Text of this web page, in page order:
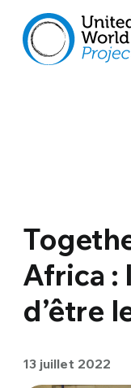
Africa :
d’être
13 juillet 2022